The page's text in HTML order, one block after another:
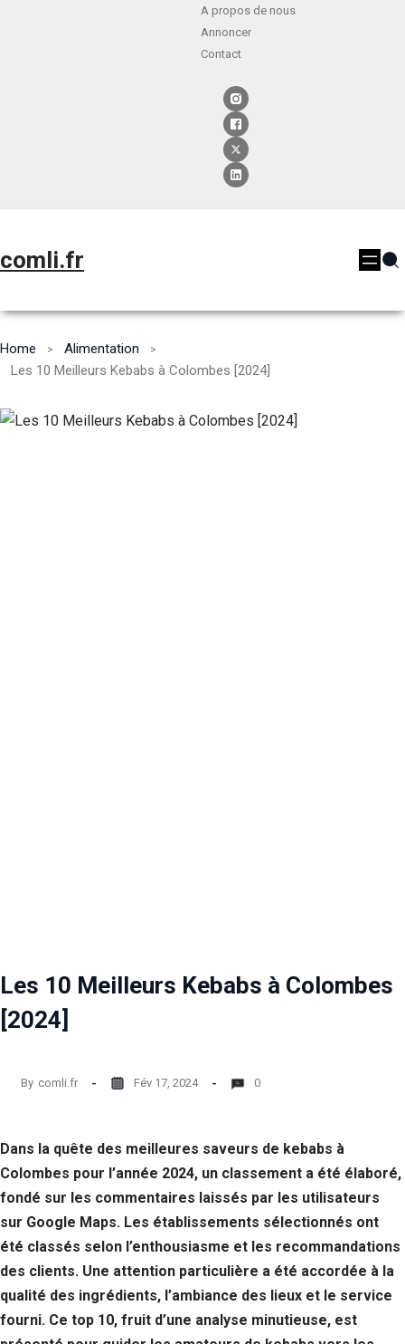
A propos de nous
Annoncer
Contact
comli.fr
Home
Alimentation
Les 10 Meilleurs Kebabs à Colombes [2024]
Les 10 Meilleurs Kebabs à Colombes
[2024]
By comli.fr Fév 17, 2024 0
Dans la quête des meilleures saveurs de kebabs à
Colombes pour l’année 2024, un classement a été élaboré,
fondé sur les commentaires laissés par les utilisateurs
sur Google Maps. Les établissements sélectionnés ont
été classés selon l’enthousiasme et les recommandations
des clients. Une attention particulière a été accordée à la
qualité des ingrédients, l’ambiance des lieux et le service
fourni. Ce top 10, fruit d’une analyse minutieuse, est